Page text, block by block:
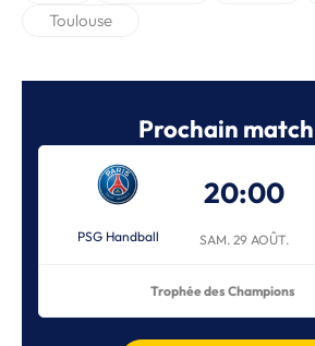
Toulouse
Prochain
PSG Handball
20:00
SAM. 29 AOÛT.
Trophée des Champions